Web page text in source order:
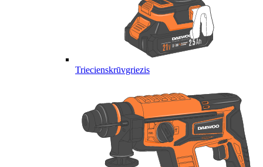
Triecienskrūvgriezis